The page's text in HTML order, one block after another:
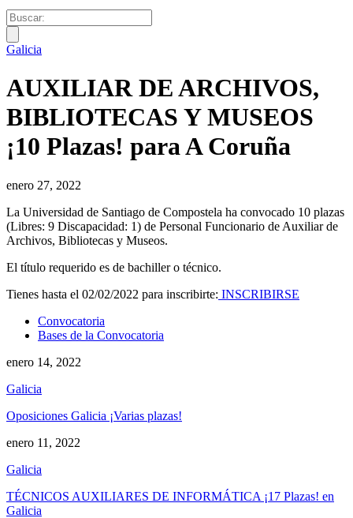
Galicia
AUXILIAR DE ARCHIVOS,
BIBLIOTECAS Y MUSEOS
¡10 Plazas! para A Coruña
enero 27, 2022
La Universidad de Santiago de Compostela ha convocado 10 plazas
(Libres: 9 Discapacidad: 1) de Personal Funcionario de Auxiliar de
Archivos, Bibliotecas y Museos.
El título requerido es de bachiller o técnico.
Tienes hasta el 02/02/2022 para inscribirte: INSCRIBIRSE
Convocatoria
Bases de la Convocatoria
enero 14, 2022
Galicia
Oposiciones Galicia ¡Varias plazas!
enero 11, 2022
Galicia
TÉCNICOS AUXILIARES DE INFORMÁTICA ¡17 Plazas! en
Galicia